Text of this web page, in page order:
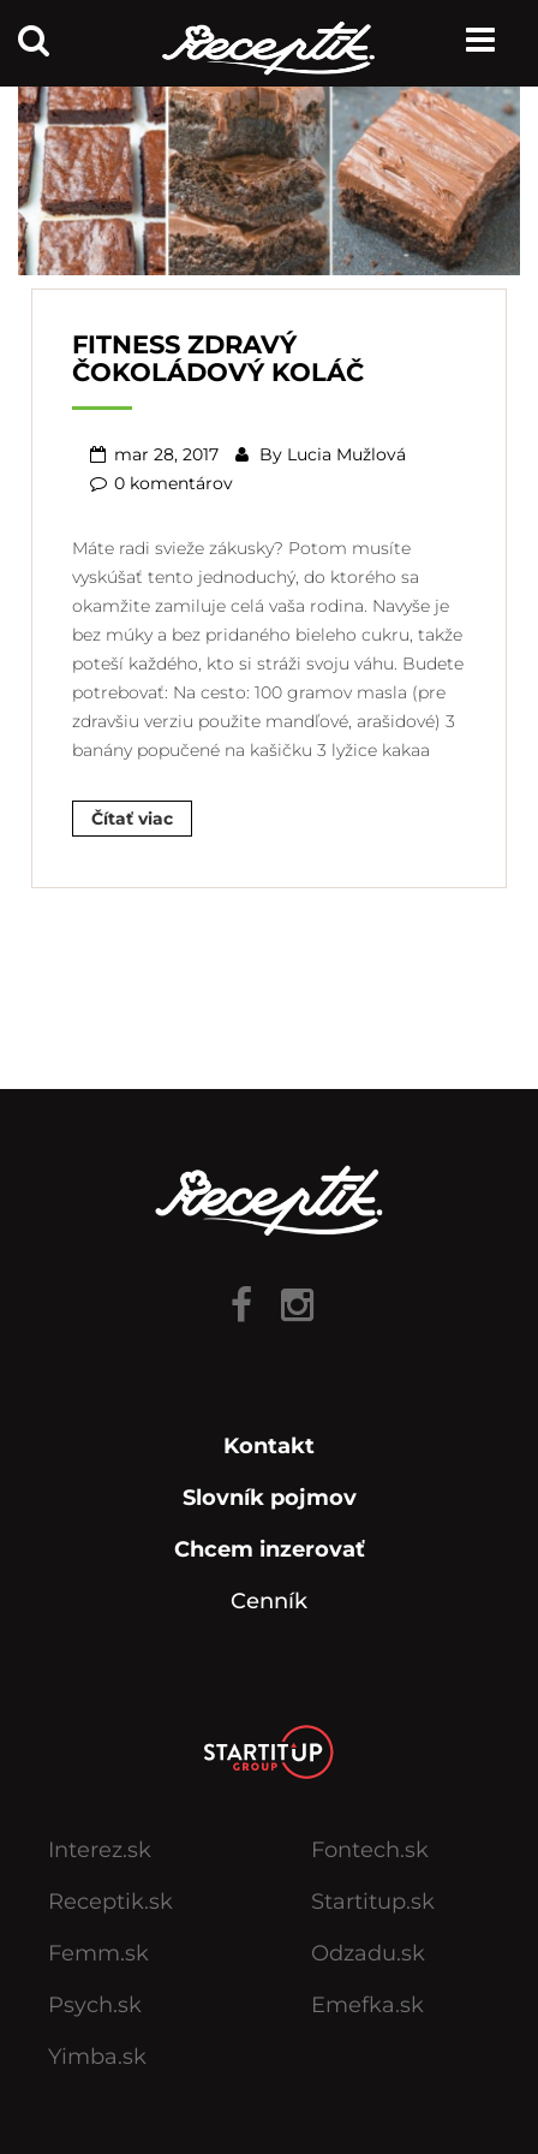
FITNESS ZDRAVÝ
ČOKOLÁDOVÝ KOLÁČ
mar 28, 2017 By Lucia Mužlová
0 komentárov
Máte radi svieže zákusky? Potom musíte
vyskúšať tento jednoduchý, do ktorého sa
okamžite zamiluje celá vaša rodina. Navyše je
bez múky a bez pridaného bieleho cukru, takže
poteší každého, kto si stráži svoju váhu. Budete
potrebovať: Na cesto: 100 gramov masla (pre
zdravšiu verziu použite mandľové, arašidové) 3
banány popučené na kašičku 3 lyžice kakaa
Čítať viac
Kontakt
Slovník pojmov
Chcem inzerovať
Cenník
Interez.sk
Receptik.sk
Femm.sk
Psych.sk
Yimba.sk
Fontech.sk
Startitup.sk
Odzadu.sk
Emefka.sk